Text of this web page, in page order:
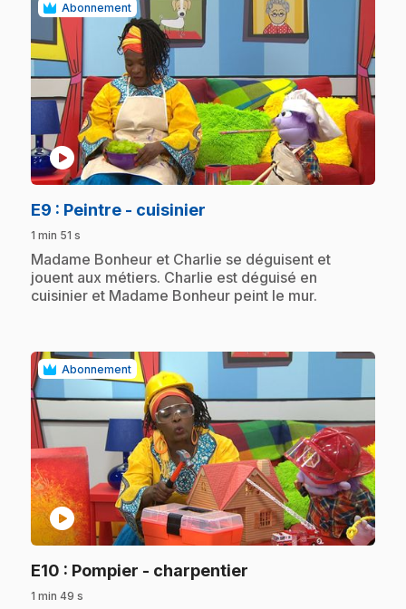
Abonnement
play_circle
E9 : Peintre - cuisinier
1 min 51 s
.Madame Bonheur et Charlie se déguisent et
jouent aux métiers. Charlie est déguisé en
cuisinier et Madame Bonheur peint le mur.
Abonnement
play_circle
E10 : Pompier - charpentier
1 min 49 s